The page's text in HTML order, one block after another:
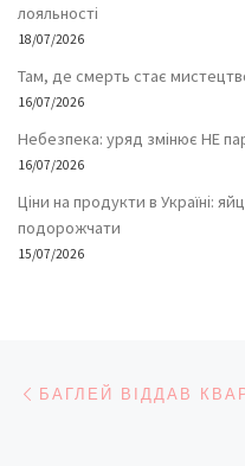
лояльності
18/07/2026
Там, де смерть стає
16/07/2026
Небезпека: уряд змінює НЕ
16/07/2026
Ціни на продукти в Україні:
подорожчати
15/07/2026
Навігація
БАГЛЕЙ ВІДДАВ